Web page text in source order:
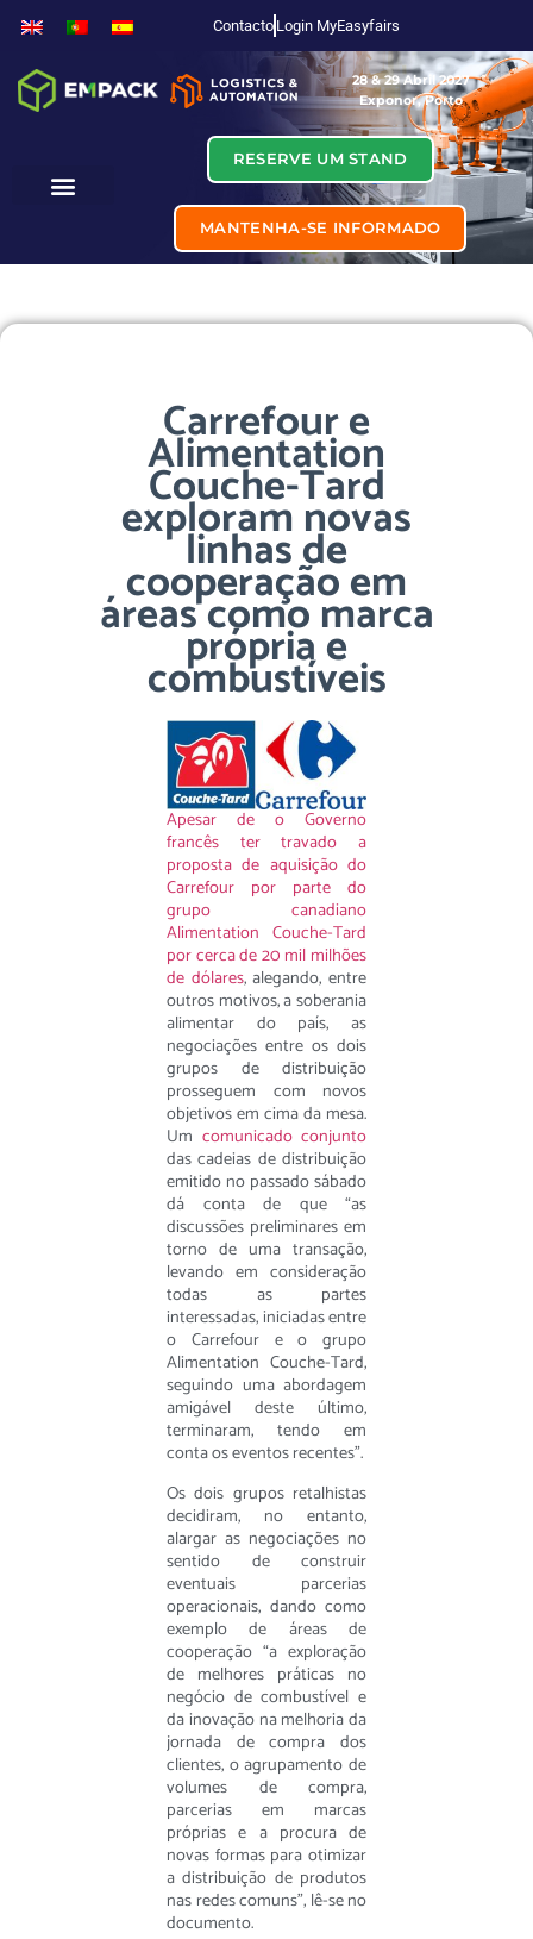
Contacto Login MyEasyfairs
28 & 29 Abril 2027
Exponor, Porto
RESERVE UM STAND
MANTENHA-SE INFORMADO
Carrefour e
Alimentation
Couche-Tard
exploram novas
linhas de
cooperação em
áreas como marca
própria e
combustíveis
Apesar de o Governo
francês ter travado a
proposta de aquisição do
Carrefour por parte do
grupo canadiano
Alimentation Couche-Tard
por cerca de 20 mil milhões
de dólares, alegando, entre
outros motivos, a soberania
alimentar do país, as
negociações entre os dois
grupos de distribuição
prosseguem com novos
objetivos em cima da mesa.
Um comunicado conjunto
das cadeias de distribuição
emitido no passado sábado
dá conta de que “as
discussões preliminares em
torno de uma transação,
levando em consideração
todas as partes
interessadas, iniciadas entre
o Carrefour e o grupo
Alimentation Couche-Tard,
seguindo uma abordagem
amigável deste último,
terminaram, tendo em
conta os eventos recentes”.
Os dois grupos retalhistas
decidiram, no entanto,
alargar as negociações no
sentido de construir
eventuais parcerias
operacionais, dando como
exemplo de áreas de
cooperação “a exploração
de melhores práticas no
negócio de combustível e
da inovação na melhoria da
jornada de compra dos
clientes, o agrupamento de
volumes de compra,
parcerias em marcas
próprias e a procura de
novas formas para otimizar
a distribuição de produtos
nas redes comuns”, lê-se no
documento.